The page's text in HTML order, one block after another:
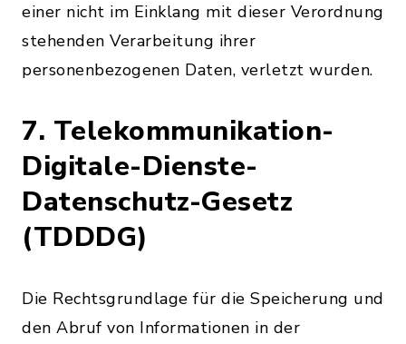
einer nicht im Einklang mit dieser Verordnung
stehenden Verarbeitung ihrer
personenbezogenen Daten, verletzt wurden.
7. Telekommunikation-
Digitale-Dienste-
Datenschutz-Gesetz
(TDDDG)
Die Rechtsgrundlage für die Speicherung und
den Abruf von Informationen in der